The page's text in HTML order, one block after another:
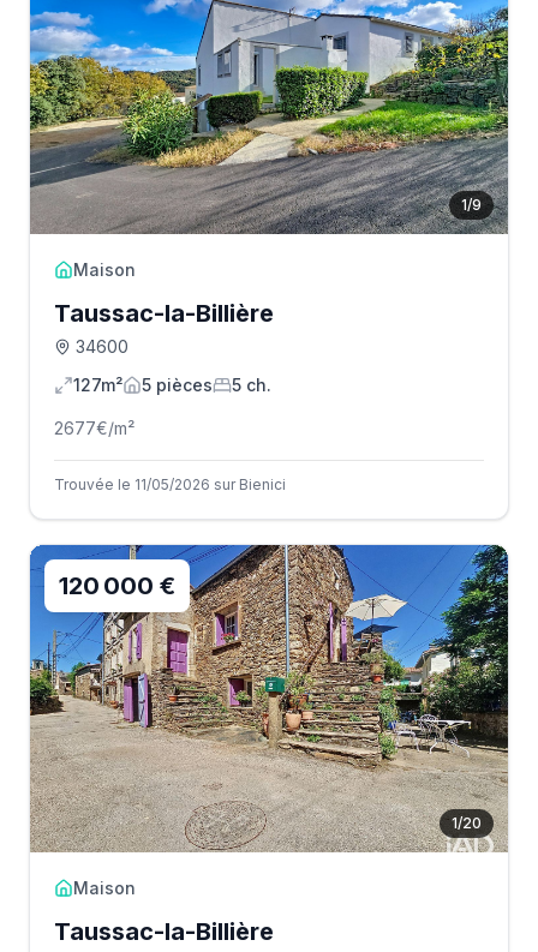
1/9
Maison
Taussac-la-Billière
34600
127m²
5 pièces 5 ch.
2677€/m²
Trouvée le 11/05/2026 sur Bienici
1/20
120 000 €
Maison
Taussac-la-Billière